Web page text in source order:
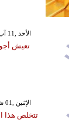
GMT 17:08 2019 الأحد ,11 آب / أغسطس
تعيش
GMT 21:36 2021 الإثنين ,01 شباط / فبراير
تتخلص هذا